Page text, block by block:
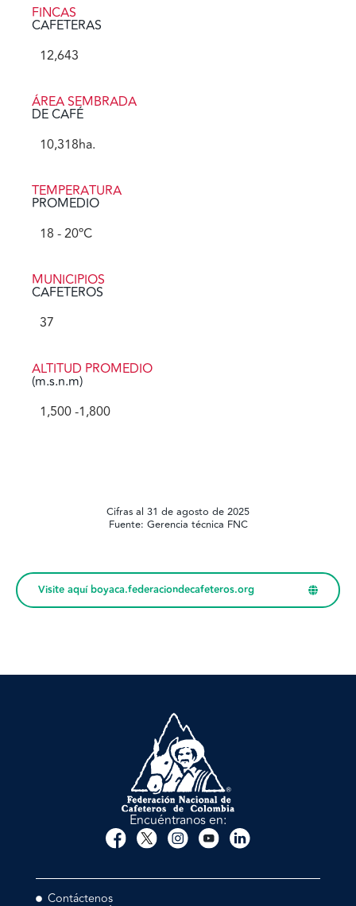
FINCAS
CAFETERAS
12,643
ÁREA SEMBRADA
DE CAFÉ
10,318ha.
TEMPERATURA
PROMEDIO
18 - 20ºC
MUNICIPIOS
CAFETEROS
37
ALTITUD PROMEDIO
(m.s.n.m)
1,500 -1,800
Cifras al 31 de agosto de 2025
Fuente: Gerencia técnica FNC
Visite aquí boyaca.federaciondecafeteros.org
Encuéntranos en:
Contáctenos